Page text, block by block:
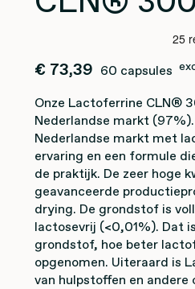
€ 73,39 60 capsules
Onze Lactoferrine CLN®
Nederlandse markt
Nederlandse markt met
ervaring en een formule
de praktijk. De zeer hoge
geavanceerde
drying. De grondstof is
lactosevrij (<0,01%). Dat
grondstof, hoe beter
opgenomen. Uiteraard is
van hulpstoffen en